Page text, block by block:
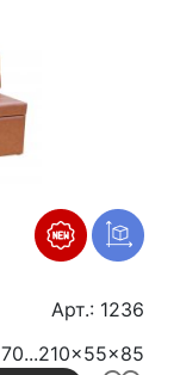
Арт.: 1236
70...210x55x85